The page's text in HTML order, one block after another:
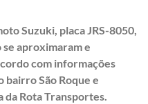
Suzuki, placa JRS-8050,
se aproximaram e
com informações
bairro São Roque e
da Rota Transportes.